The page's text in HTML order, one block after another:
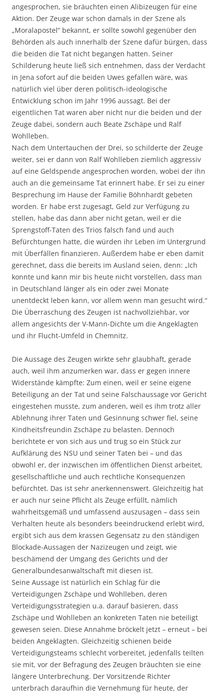
angesprochen, sie bräuchten einen Alibizeugen für eine
Aktion. Der Zeuge war schon damals in der Szene als
„Moralapostel“ bekannt, er sollte sowohl gegenüber den
Behörden als auch innerhalb der Szene dafür bürgen, dass
die beiden die Tat nicht begangen hatten. Seiner
Schilderung heute ließ sich entnehmen, dass der Verdacht
in Jena sofort auf die beiden Uwes gefallen wäre, was
natürlich viel über deren politisch-ideologische
Entwicklung schon im Jahr 1996 aussagt. Bei der
eigentlichen Tat waren aber nicht nur die beiden und der
Zeuge dabei, sondern auch Beate Zschäpe und Ralf
Wohlleben.
Nach dem Untertauchen der Drei, so schilderte der Zeuge
weiter, sei er dann von Ralf Wohlleben ziemlich aggressiv
auf eine Geldspende angesprochen worden, wobei der ihn
auch an die gemeinsame Tat erinnert habe. Er sei zu einer
Besprechung im Hause der Familie Böhnhardt gebeten
worden. Er habe erst zugesagt, Geld zur Verfügung zu
stellen, habe das dann aber nicht getan, weil er die
Sprengstoff-Taten des Trios falsch fand und auch
Befürchtungen hatte, die würden ihr Leben im Untergrund
mit Überfällen finanzieren. Außerdem habe er eben damit
gerechnet, dass die bereits im Ausland seien, denn: „Ich
konnte und kann mir bis heute nicht vorstellen, dass man
in Deutschland länger als ein oder zwei Monate
unentdeckt leben kann, vor allem wenn man gesucht wird.“
Die Überraschung des Zeugen ist nachvollziehbar, vor
allem angesichts der V-Mann-Dichte um die Angeklagten
und ihr Flucht-Umfeld in Chemnitz.
Die Aussage des Zeugen wirkte sehr glaubhaft, gerade
auch, weil ihm anzumerken war, dass er gegen innere
Widerstände kämpfte: Zum einen, weil er seine eigene
Beteiligung an der Tat und seine Falschaussage vor Gericht
eingestehen musste, zum anderen, weil es ihm trotz aller
Ablehnung ihrer Taten und Gesinnung schwer fiel, seine
Kindheitsfreundin Zschäpe zu belasten. Dennoch
berichtete er von sich aus und trug so ein Stück zur
Aufklärung des NSU und seiner Taten bei – und das
obwohl er, der inzwischen im öffentlichen Dienst arbeitet,
gesellschaftliche und auch rechtliche Konsequenzen
befürchtet. Das ist sehr anerkennenswert. Gleichzeitig hat
er auch nur seine Pflicht als Zeuge erfüllt, nämlich
wahrheitsgemäß und umfassend auszusagen – dass sein
Verhalten heute als besonders beeindruckend erlebt wird,
ergibt sich aus dem krassen Gegensatz zu den ständigen
Blockade-Aussagen der Nazizeugen und zeigt, wie
beschämend der Umgang des Gerichts und der
Generalbundesanwaltschaft mit diesen ist.
Seine Aussage ist natürlich ein Schlag für die
Verteidigungen Zschäpe und Wohlleben, deren
Verteidigungsstrategien u.a. darauf basieren, dass
Zschäpe und Wohlleben an konkreten Taten nie beteiligt
gewesen seien. Diese Annahme bröckelt jetzt – erneut – bei
beiden Angeklagten. Gleichzeitig schienen beide
Verteidigungsteams schlecht vorbereitet, jedenfalls teilten
sie mit, vor der Befragung des Zeugen bräuchten sie eine
längere Unterbrechung. Der Vorsitzende Richter
unterbrach daraufhin die Vernehmung für heute, der